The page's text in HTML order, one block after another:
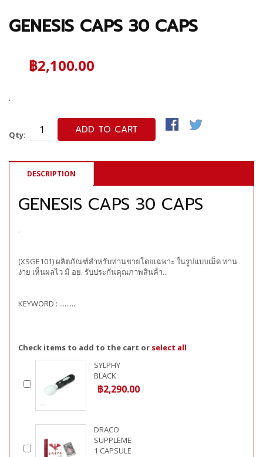
GENESIS CAPS 30 CAPS
฿2,100.00
.
Qty: ADD TO CART
DESCRIPTION
GENESIS CAPS 30 CAPS
.
(XSGE101) ผลิตภัณฑ์สำหรับท่านชายโดยเฉพาะ ในรูปแบบเม็ด ทาน
ง่าย เห็นผลไว มี อย. รับประกันคุณภาพสินค้า...
KEYWORD : .........
Check items to add to the cart or select all
SYLPHY
BLACK
฿2,290.00
DRACO
SUPPLEMENT
1 CAPSULE